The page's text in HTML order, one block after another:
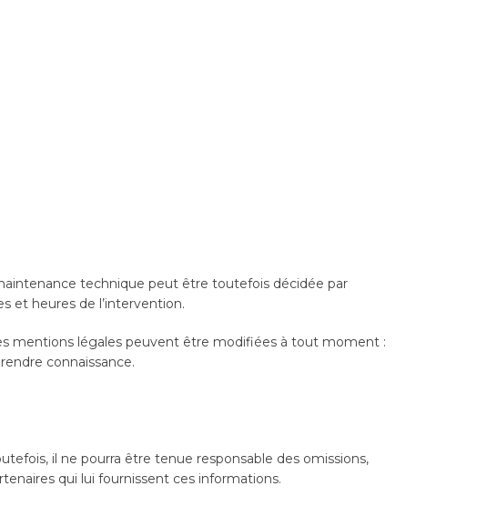
technique peut être toutefois décidée par
et heures de l’intervention.
mentions légales peuvent être modifiées à tout moment :
connaissance.
il ne pourra être tenue responsable des omissions,
qui lui fournissent ces informations.